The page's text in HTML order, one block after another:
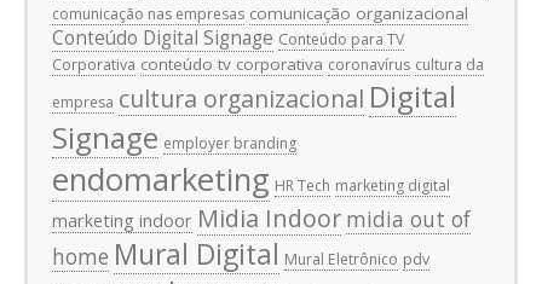
comunicação nas empresas comunicação organizacional
Conteúdo Digital Signage Conteúdo para TV
Corporativa conteúdo tv corporativa coronavírus cultura da
empresa cultura organizacional Digital
Signage employer branding
endomarketing HR Tech marketing digital
marketing indoor Midia Indoor midia out of
home Mural Digital Mural Eletrônico pdv